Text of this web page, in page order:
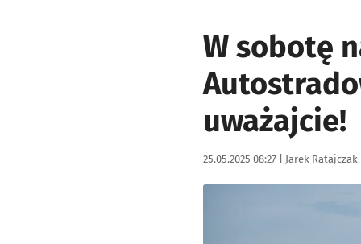
W sobotę
uważajcie!
Data publikacji:
25.05.2025 08:27 | Autor:
Jarek Ratajczak